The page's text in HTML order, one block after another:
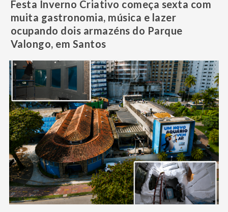
Festa Inverno Criativo começa sexta com
muita gastronomia, música e lazer
ocupando dois armazéns do Parque
Valongo, em Santos